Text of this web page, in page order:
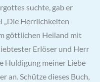
suchte, gab er
„Die Herrlichkeiten
göttlichen Heiland mit
Erlöser und Herr
Huldigung meiner Liebe
an. Schütze dieses Buch,